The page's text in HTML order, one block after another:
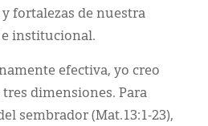
fortalezas de nuestra
institucional.
efectiva, yo creo
dimensiones. Para
sembrador (Mat.13:1-23),